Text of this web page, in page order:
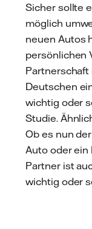
Sicher sollte
möglich
neuen Autos
persönlichen
Deutschen
wichtig oder
Studie.
Ob es nun
Auto oder ein
Partner ist
wichtig oder